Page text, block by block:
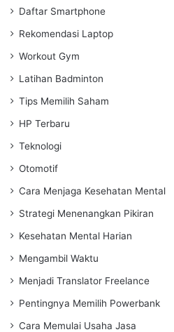
Daftar Smartphone
Rekomendasi Laptop
Workout Gym
Latihan Badminton
Tips Memilih Saham
HP Terbaru
Teknologi
Otomotif
Cara Menjaga Kesehatan Mental
Strategi Menenangkan Pikiran
Kesehatan Mental Harian
Mengambil Waktu
Menjadi Translator Freelance
Pentingnya Memilih Powerbank
Cara Memulai Usaha Jasa